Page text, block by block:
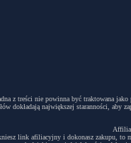
z treści nie powinna być traktowana
dokładają największej staranności, aby
link afiliacyjny i dokonasz zakupu, to